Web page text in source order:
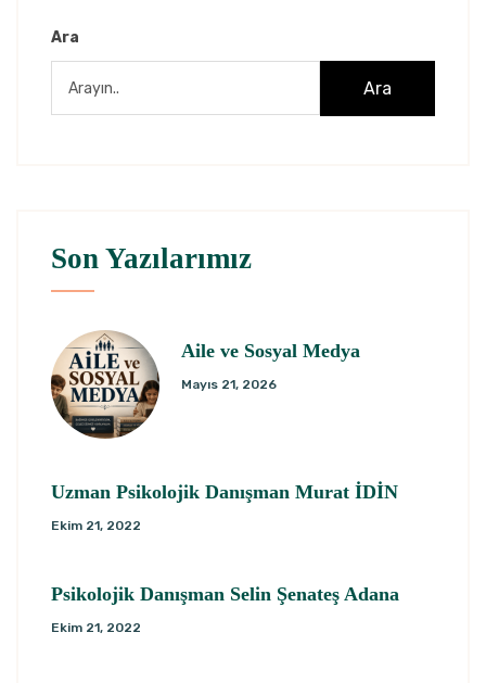
Ara
Ara
Son Yazılarımız
Aile ve Sosyal Medya
Mayıs 21, 2026
Uzman Psikolojik Danışman Murat İDİN
Ekim 21, 2022
Psikolojik Danışman Selin Şenateş Adana
Ekim 21, 2022